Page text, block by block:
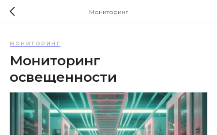
Мониторинг
МОНИТОРИНГ
Мониторинг
освещенности